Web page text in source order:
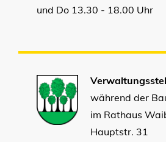
und Do 13.30 - 18.00 Uhr
während der
im Rathaus
Hauptstr. 31